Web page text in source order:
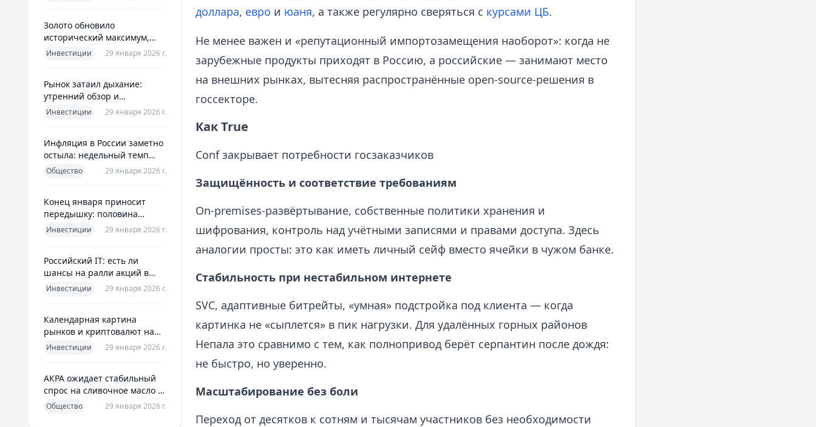
Золото обновило
исторический максимум,
превысив планку в $5600 за
Инвестиции 29 января 2026 г.
Рынок затаил дыхание:
утренний обзор и
ориентиры для инвесторов
Инвестиции 29 января 2026 г.
Инфляция в России заметно
остыла: недельный темп
упал более чем вдвое
Общество 29 января 2026 г.
Конец января приносит
передышку: половина
годовой цели ЦБ «сделана»
Инвестиции 29 января 2026 г.
Российский IT: есть ли
шансы на ралли акций в
2026 без опоры на ИИ
Инвестиции 29 января 2026 г.
Календарная картина
рынков и криптовалют на
четверг, 29 января 2026
Инвестиции 29 января 2026 г.
АКРА ожидает стабильный
спрос на сливочное масло в
2026 году
Общество 29 января 2026 г.
доллара, евро и юаня, а также регулярно сверяться с курсами ЦБ.
Не менее важен и «репутационный импортозамещения наоборот»: когда не
зарубежные продукты приходят в Россию, а российские — занимают место
на внешних рынках, вытесняя распространённые open‑source‑решения в
госсекторе.
Как True
Conf закрывает потребности госзаказчиков
Защищённость и соответствие требованиям
On‑premises‑развёртывание, собственные политики хранения и
шифрования, контроль над учётными записями и правами доступа. Здесь
аналогии просты: это как иметь личный сейф вместо ячейки в чужом банке.
Стабильность при нестабильном интернете
SVC, адаптивные битрейты, «умная» подстройка под клиента — когда
картинка не «сыплется» в пик нагрузки. Для удалённых горных районов
Непала это сравнимо с тем, как полнопривод берёт серпантин после дождя:
не быстро, но уверенно.
Масштабирование без боли
Переход от десятков к сотням и тысячам участников без необходимости